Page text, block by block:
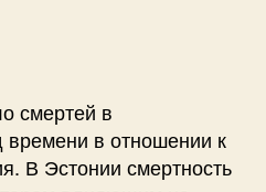
смертей в
в отношении к
В Эстонии смертность